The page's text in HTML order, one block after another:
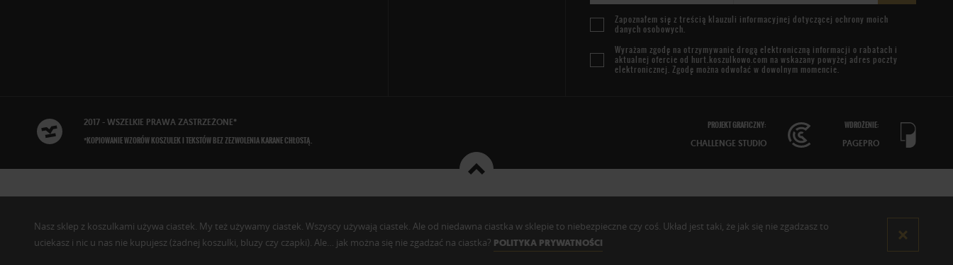
Zapoznałem się z treścią klauzuli informacyjnej dotyczącej ochrony moich
danych osobowych.
Wyrażam zgodę na otrzymywanie drogą elektroniczną informacji o rabatach i
aktualnej ofercie od hurt.koszulkowo.com na wskazany powyżej adres poczty
elektronicznej. Zgodę można odwołać w dowolnym momencie.
2017 - WSZELKIE PRAWA ZASTRZEŻONE*
*KOPIOWANIE WZORÓW KOSZULEK I TEKSTÓW BEZ ZEZWOLENIA KARANE CHŁOSTĄ.
PROJEKT GRAFICZNY:
CHALLENGE STUDIO
WDROŻENIE:
PAGEPRO
Nasz sklep z koszulkami używa ciastek. My też używamy ciastek. Wszyscy używają ciastek. Ale od niedawna ciastka w sklepie to niebezpieczne czy coś. Układ jest taki, że jak się nie zgadzasz to
uciekasz i nic u nas nie kupujesz (żadnej koszulki, bluzy czy czapki). Ale… jak można się nie zgadzać na ciastka? POLITYKA PRYWATNOŚCI